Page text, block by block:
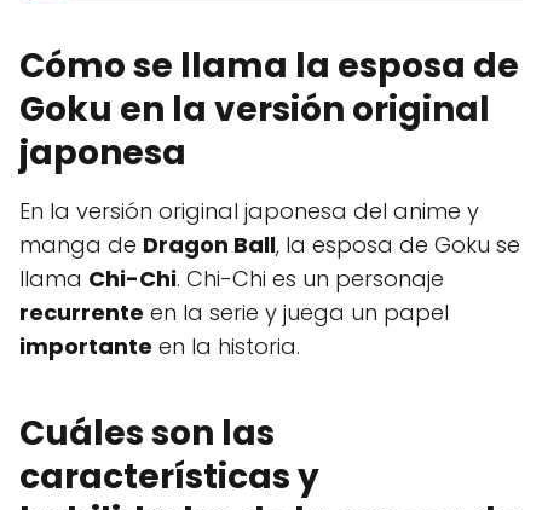
Cómo se llama la esposa de
Goku en la versión original
japonesa
En la versión original japonesa del anime y
manga de Dragon Ball, la esposa de Goku se
llama Chi-Chi. Chi-Chi es un personaje
recurrente en la serie y juega un papel
importante en la historia.
Cuáles son las
características y